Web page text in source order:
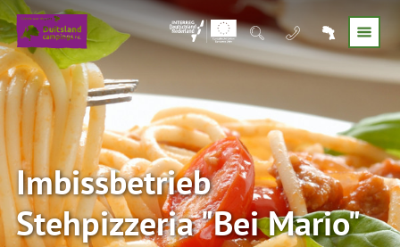
Imbissbetrieb
Stehpizzeria "Bei Mario"